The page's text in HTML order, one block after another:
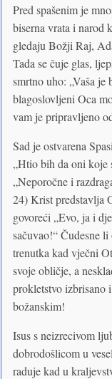
Pred spašenim je
biserna vrata i narod
gledaju Božji Raj,
Tada se čuje glas,
smrtno uho: „Vaša je
blagoslovljeni Oca
vam je pripravljeno
Sad je ostvarena
„Htio bih da oni koje
„Neporočne i
24) Krist predstavlja
govoreći „Evo, ja i
sačuvao!“ Čudesne
trenutka kad vječni
svoje obličje, a
prokletstvo izbrisano
božanskim!
Isus s neizrecivom
dobrodošlicom u
raduje kad u